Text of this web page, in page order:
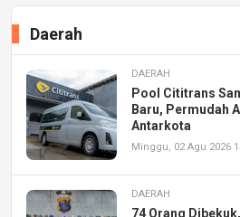
Daerah
DAERAH
Pool Cititrans
Baru, Permudah
Antarkota
Minggu, 02 Agu 2026
DAERAH
74 Orang